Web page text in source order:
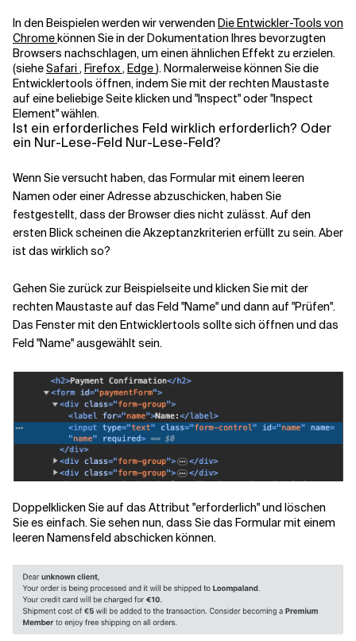
In den Beispielen werden wir verwenden Die Entwickler-Tools von
Chromekönnen Sie in der Dokumentation Ihres bevorzugten
Browsers nachschlagen, um einen ähnlichen Effekt zu erzielen.
(sieheSafari,Firefox,Edge). Normalerweise können Sie die
Entwicklertools öffnen, indem Sie mit der rechten Maustaste
auf eine beliebige Seite klicken und "Inspect" oder "Inspect
Element" wählen.
Ist ein erforderliches Feld wirklich erforderlich? Oder
ein Nur-Lese-Feld Nur-Lese-Feld?
Wenn Sie versucht haben, das Formular mit einem leeren
Namen oder einer Adresse abzuschicken, haben Sie
festgestellt, dass der Browser dies nicht zulässt. Auf den
ersten Blick scheinen die Akzeptanzkriterien erfüllt zu sein. Aber
ist das wirklich so?
Gehen Sie zurück zur Beispielseite und klicken Sie mit der
rechten Maustaste auf das Feld "Name" und dann auf "Prüfen".
Das Fenster mit den Entwicklertools sollte sich öffnen und das
Feld "Name" ausgewählt sein.
Doppelklicken Sie auf das Attribut "erforderlich" und löschen
Sie es einfach. Sie sehen nun, dass Sie das Formular mit einem
leeren Namensfeld abschicken können.